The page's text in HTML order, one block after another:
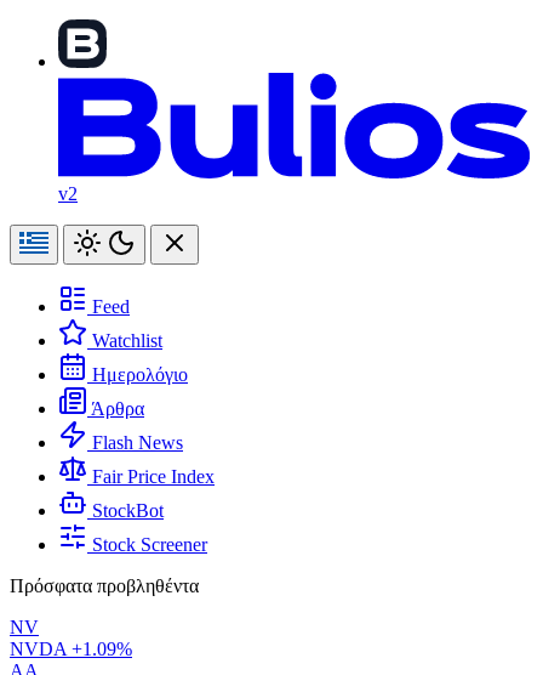
v2
Feed
Watchlist
Ημερολόγιο
Άρθρα
Flash News
Fair Price Index
StockBot
Stock Screener
Πρόσφατα προβληθέντα
NV
NVDA +1.09%